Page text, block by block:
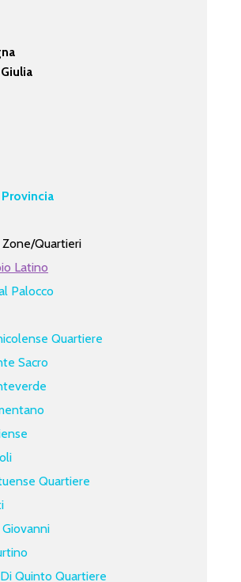
Zone/Quartieri
Latino
Palocco
Quartiere
Sacro
Quartiere
Giovanni
Quinto Quartiere